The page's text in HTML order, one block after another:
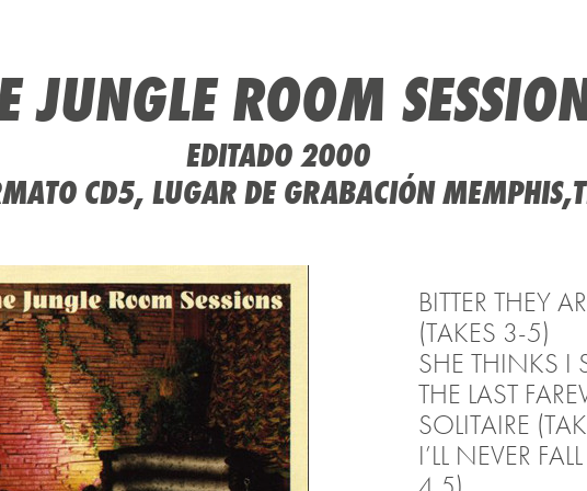
JUNGLE ROOM
EDITADO 2000
CD5, LUGAR DE GRABACIÓN
BITTER THEY
(TAKES 3-5)
SHE THINKS I
THE LAST
SOLITAIRE
I’LL NEVER